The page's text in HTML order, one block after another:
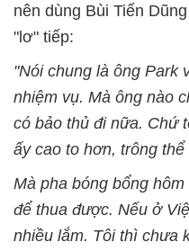
nên dùng Bùi Tiến
"lơ" tiếp:
"Nói chung là ông Park
nhiệm vụ. Mà ông nào
có bảo thủ đi nữa. Chứ
ấy cao to hơn, trông
Mà pha bóng bổng
để thua được. Nếu ở
nhiều lắm. Tôi thì chưa